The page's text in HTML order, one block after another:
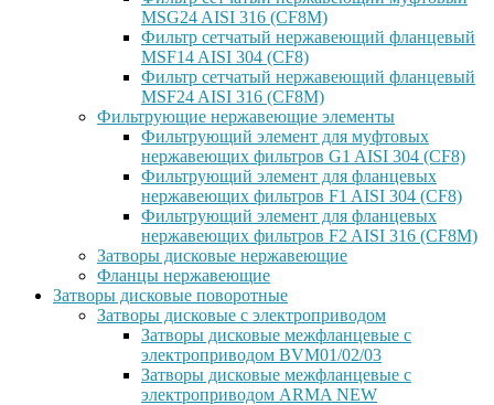
MSG24 AISI 316 (CF8M)
Фильтр сетчатый нержавеющий фланцевый
MSF14 AISI 304 (CF8)
Фильтр сетчатый нержавеющий фланцевый
MSF24 AISI 316 (CF8M)
Фильтрующие нержавеющие элементы
Фильтрующий элемент для муфтовых
нержавеющих фильтров G1 AISI 304 (CF8)
Фильтрующий элемент для фланцевых
нержавеющих фильтров F1 AISI 304 (CF8)
Фильтрующий элемент для фланцевых
нержавеющих фильтров F2 AISI 316 (CF8M)
Затворы дисковые нержавеющие
Фланцы нержавеющие
Затворы дисковые поворотные
Затворы дисковые с электроприводом
Затворы дисковые межфланцевые с
электроприводом BVM01/02/03
Затворы дисковые межфланцевые с
электроприводом ARMA NEW